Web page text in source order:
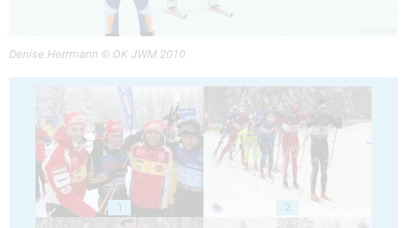
Denise Herrmann © OK JWM 2010
1 2